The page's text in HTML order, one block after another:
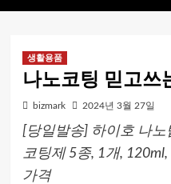
생활용품
나노코팅 믿고쓰
bizmark 2024년 3월 27일
[당일발송] 하이호 나
코팅제 5종, 1개,
가격